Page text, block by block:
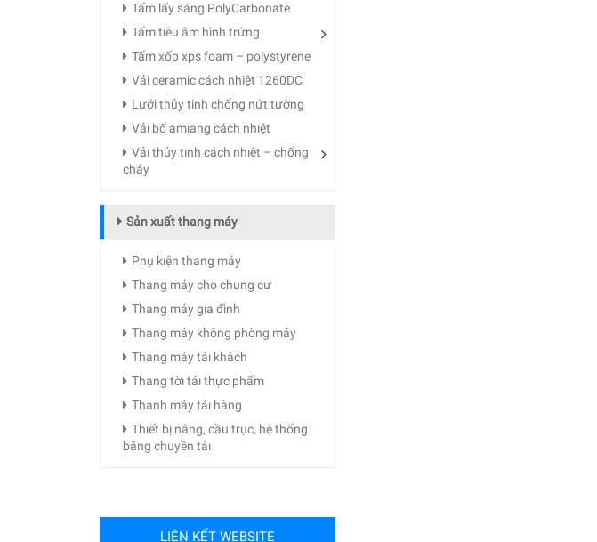
Tấm lấy sáng PolyCarbonate
Tấm tiêu âm hình trứng
Tấm xốp xps foam – polystyrene
Vải ceramic cách nhiệt 1260DC
Lưới thủy tinh chống nứt tường
Vảı bố amıang cách nhıệt
Vảı thủy tınh cách nhıệt – chống
cháy
Sản xuất thang máy
Phụ kıện thang máy
Thang máy cho chung cư
Thang máy gıa đình
Thang máy không phòng máy
Thang máy tảı khách
Thang tờı tảı thực phẩm
Thanh máy tảı hàng
Thıết bị nâng, cầu trục, hệ thống
băng chuyền tảı
LIÊN KẾT WEBSITE